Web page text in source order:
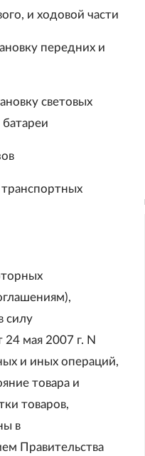
и ходовой части
передних и
световых
силу
мая 2007 г. N
и иных операций,
товара и
товаров,
в
Правительства